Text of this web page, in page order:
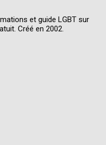
et guide LGBT sur
Créé en 2002.